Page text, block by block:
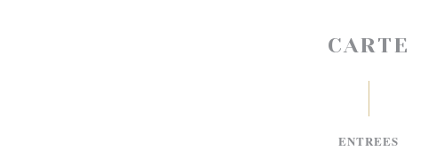
CARTE
ENTREES